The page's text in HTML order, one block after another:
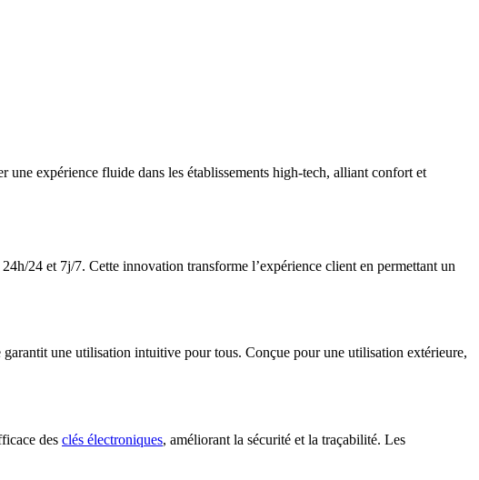
une expérience fluide dans les établissements high-tech, alliant confort et
24h/24 et 7j/7. Cette innovation transforme l’expérience client en permettant un
une utilisation intuitive pour tous. Conçue pour une utilisation extérieure,
des clés électroniques, améliorant la sécurité et la traçabilité. Les